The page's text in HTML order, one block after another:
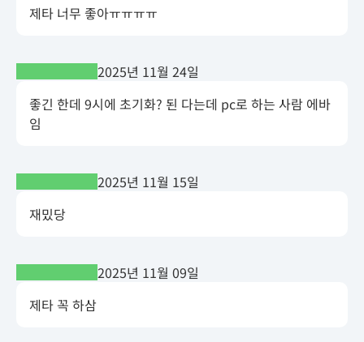
제타 너무 좋아ㅠㅠㅠㅠ
2025년 11월 24일
좋긴 한데 9시에 초기화? 된 다는데 pc로 하는 사람 에바
임
2025년 11월 15일
재밌당
2025년 11월 09일
제타 꼭 하삼